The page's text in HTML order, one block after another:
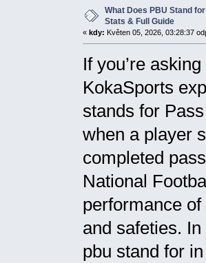
What Does PBU Stand
Stats & Full Guide
« kdy: Květen 05, 2026, 03:28:37
If you’re asking
KokaSports
stands for
when a player
completed
National
performance
and safeties.
pbu stand for